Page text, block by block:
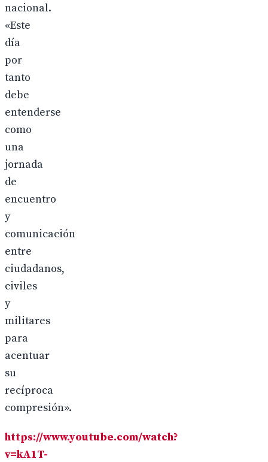
nacional.
«Este
día
por
tanto
debe
entenderse
como
una
jornada
de
encuentro
y
comunicación
entre
ciudadanos,
civiles
y
militares
para
acentuar
su
recíproca
compresión».
https://www.youtube.com/watch?
v=kA1T-